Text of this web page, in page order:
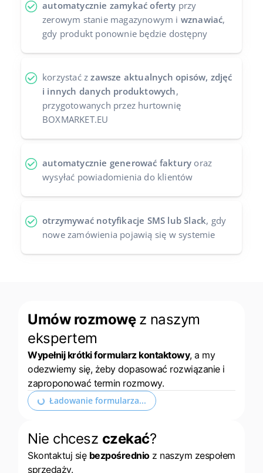
automatycznie zamykać oferty przy
zerowym stanie magazynowym i wznawiać,
gdy produkt ponownie będzie dostępny
korzystać zzawsze aktualnych opisów, zdjęć
i innych danych produktowych,
przygotowanych przez hurtownię
BOXMARKET.EU
automatycznie generować faktury oraz
wysyłać powiadomienia do klientów
otrzymywać notyfikacje SMS lub Slack, gdy
nowe zamówienia pojawią się w systemie
Umów rozmowę z naszym
ekspertem
Wypełnij krótki formularz kontaktowy, a my
odezwiemy się, żeby dopasować rozwiązanie i
zaproponować termin rozmowy.
Ładowanie formularza...
Nie chcesz czekać?
Skontaktuj się bezpośrednioz naszym zespołem
sprzedaży.